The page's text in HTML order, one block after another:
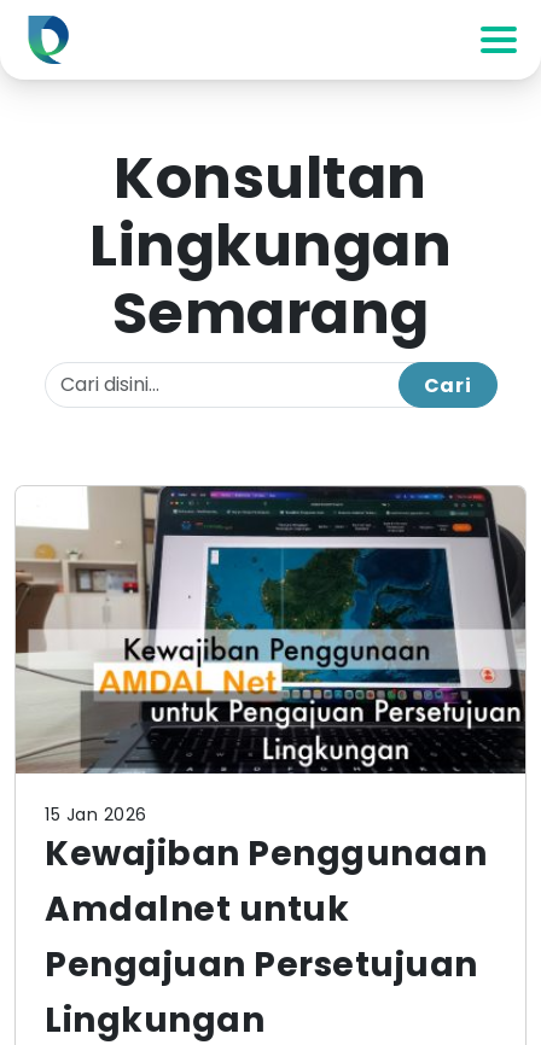
Konsultan
Lingkungan
Semarang
Cari
15 Jan 2026
Kewajiban Penggunaan
Amdalnet untuk
Pengajuan Persetujuan
Lingkungan